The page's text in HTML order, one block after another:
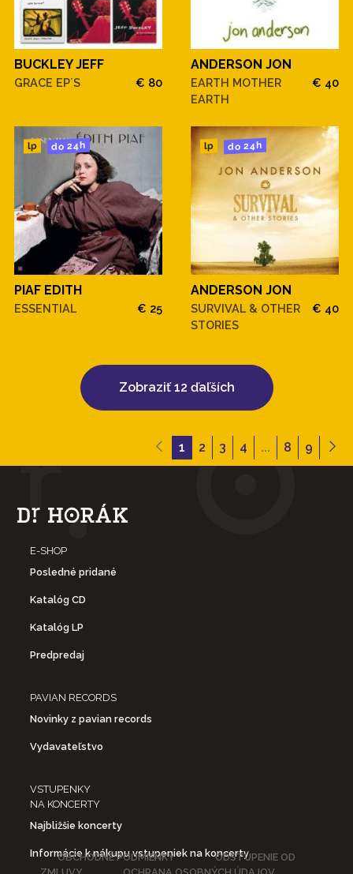
BUCKLEY JEFF
GRACE EP´S € 80
ANDERSON JON
EARTH MOTHER
EARTH
€ 40
lp do 24h
PIAF EDITH
ESSENTIAL € 25
lp do 24h
ANDERSON JON
SURVIVAL & OTHER
STORIES
€ 40
Zobraziť 12 ďaľších
1 2 3 4 ... 8 9
E-SHOP
Posledné pridané
Katalóg CD
Katalóg LP
Predpredaj
PAVIAN RECORDS
Novinky z pavian records
Vydavateľstvo
VSTUPENKY
NA KONCERTY
Najbližšie koncerty
Informácie k nákupu vstupeniek na koncerty
OBCHODNÉ PODMIENKY
ODSTÚPENIE OD